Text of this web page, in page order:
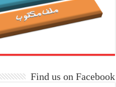
Find us on Facebook